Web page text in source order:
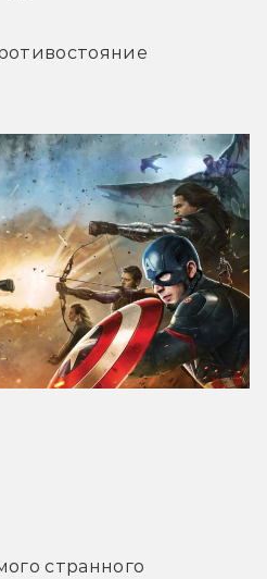
странного